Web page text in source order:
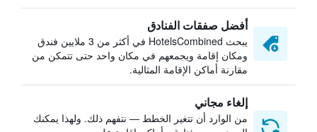
أفضل صفقات الفنادق
يبحث HotelsCombined في أكثر من 3 ملايين فندق
ومكان إقامة ويجمعهم في مكان واحد حتى تتمكن من
مقارنة أماكن الإقامة المثالية.
إلغاء مجاني
من الوارد أن تتغير الخطط — نتفهم ذلك. ولهذا يمكنك